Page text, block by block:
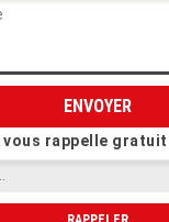
vous rappelle